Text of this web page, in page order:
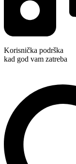
Korisnička podrška
kad god vam zatreba